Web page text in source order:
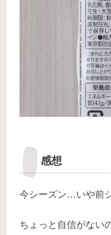
感想
今シーズン…いや前
ちょっと自信がない